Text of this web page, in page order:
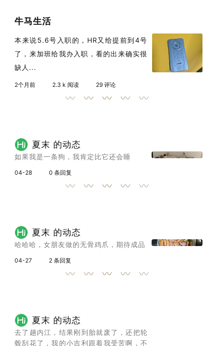
牛马生活
本来说5.6号入职的，HR又给提前到4号
了，来加班给我办入职，看的出来确实很
缺人...
2个月前 2.3 k 阅读 29 评论
夏末 的动态
如果我是一条狗，我肯定比它还会睡
04-28 0 条回复
夏末 的动态
哈哈哈，女朋友做的无骨鸡爪，期待成品
04-27 2 条回复
夏末 的动态
去了趟内江，结果刚到胎就废了，还把轮
毂刮花了，我的小吉利跟着我受苦啊，不